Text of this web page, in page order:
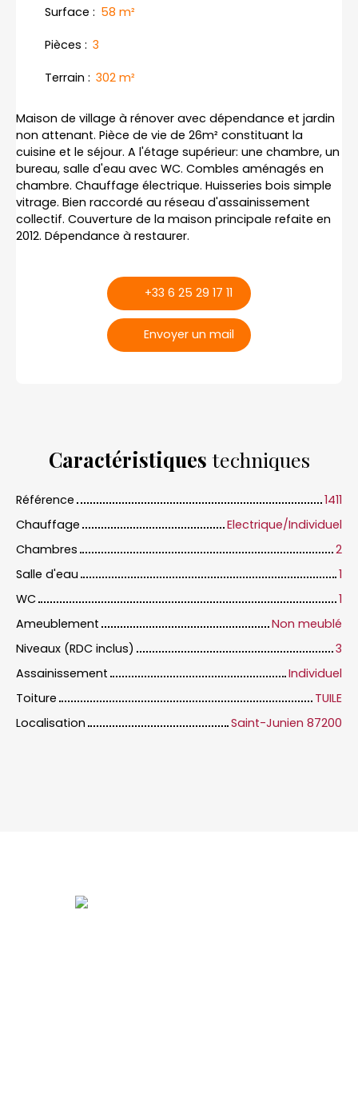
Surface : 58 m²
Pièces : 3
Terrain : 302 m²
Maison de village à rénover avec dépendance et jardin
non attenant. Pièce de vie de 26m² constituant la
cuisine et le séjour. A l'étage supérieur: une chambre, un
bureau, salle d'eau avec WC. Combles aménagés en
chambre. Chauffage électrique. Huisseries bois simple
vitrage. Bien raccordé au réseau d'assainissement
collectif. Couverture de la maison principale refaite en
2012. Dépendance à restaurer.
+33 6 25 29 17 11
Envoyer un mail
Caractéristiques techniques
Référence
1411
Chauffage
Electrique/Individuel
Chambres
2
Salle d'eau
1
WC
1
Ameublement
Non meublé
Niveaux (RDC inclus)
3
Assainissement
Individuel
Toiture
TUILE
Localisation
Saint-Junien 87200